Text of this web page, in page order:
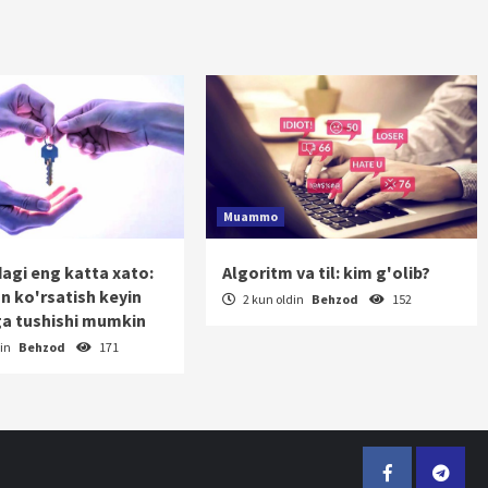
eng katta xato:
ko'rsatish keyin
tushishi mumkin
Behzod 171
Muammo
Algoritm va til: kim g'olib?
2 kun oldin Behzod 152
Facebook